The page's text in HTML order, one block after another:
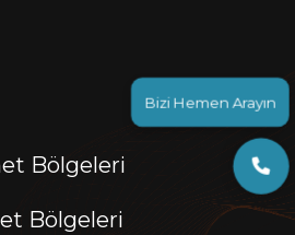
Bizi Hemen Arayın
Bölgeleri
Bölgeleri